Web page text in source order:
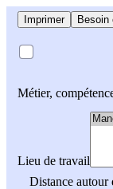
Imprimer Besoin
Métier,
Lieu de travail
Distance autour